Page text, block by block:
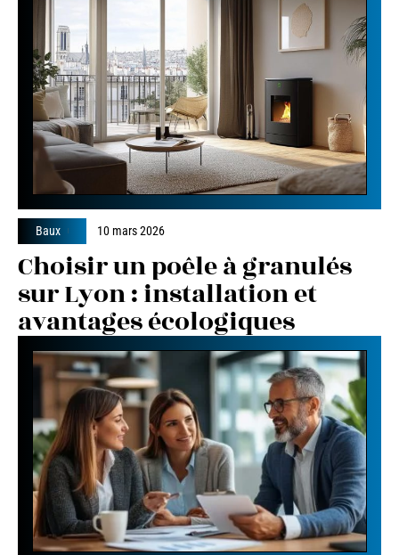
Baux 10 mars 2026
Choisir un poêle à granulés
sur Lyon : installation et
avantages écologiques